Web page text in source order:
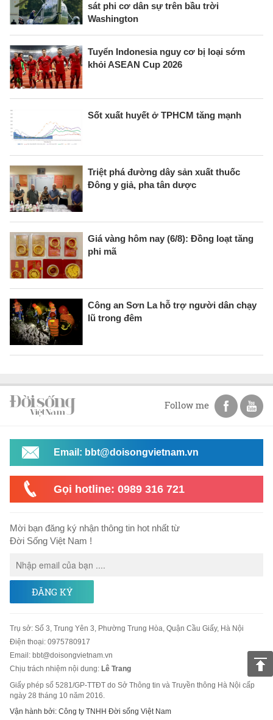
sát phi cơ dân sự trên bầu trời
Washington
Tuyển Indonesia nguy cơ bị loại sớm
khỏi ASEAN Cup 2026
Sốt xuất huyết ở TPHCM tăng mạnh
Triệt phá đường dây sản xuất thuốc
Đông y giả, pha tân dược
Giá vàng hôm nay (6/8): Đồng loạt tăng
phi mã
Công an Sơn La hỗ trợ người dân chạy
lũ trong đêm
Follow me
Email: bbt@doisongvietnam.vn
Gọi hotline: 0989 316 721
Mời bạn đăng ký nhận thông tin hot nhất từ
Đời Sống Việt Nam !
ĐĂNG KÝ
Trụ sở: Số 3, Trung Yên 3, Phường Trung Hòa, Quận Cầu Giấy, Hà Nội
Điện thoại: 0975780917
Email : bbt@doisongvietnam.vn
Chịu trách nhiệm nội dung: Lê Trang
Giấy phép số 5281/GP-TTĐT do Sở Thông tin và Truyền thông Hà Nội cấp
ngày 28 tháng 10 năm 2016.
Vận hành bởi: Công ty TNHH Đời sống Việt Nam